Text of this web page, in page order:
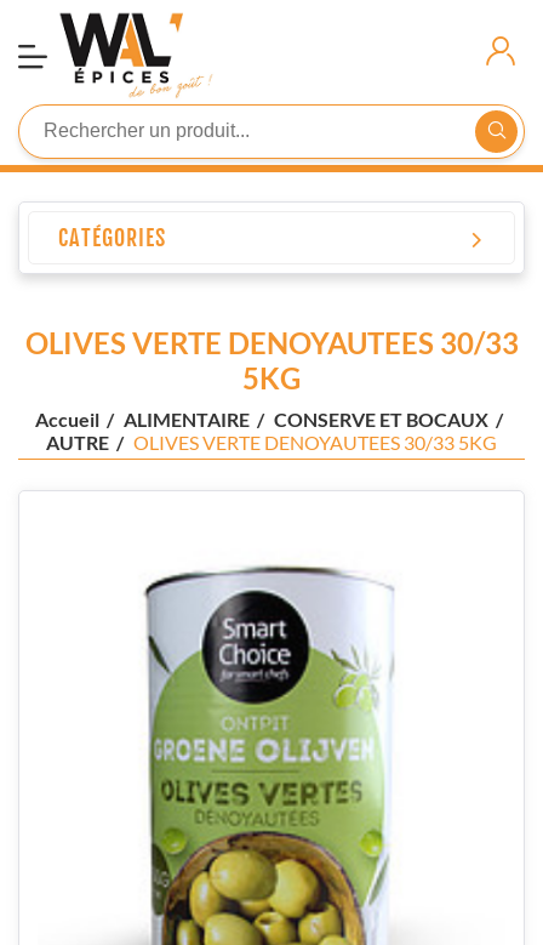
Connexion
CATÉGORIES
OLIVES VERTE DENOYAUTEES 30/33
5KG
Accueil / ALIMENTAIRE / CONSERVE ET BOCAUX /
AUTRE / OLIVES VERTE DENOYAUTEES 30/33 5KG